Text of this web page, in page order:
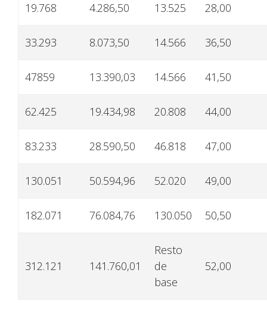
19.768 4.286,50 13.525 28,00
33.293 8.073,50 14.566 36,50
47859 13.390,03 14.566 41,50
62.425 19.434,98 20.808 44,00
83.233 28.590,50 46.818 47,00
130.051 50.594,96 52.020 49,00
182.071 76.084,76 130.050 50,50
312.121 141.760,01
Resto
de
base
52,00